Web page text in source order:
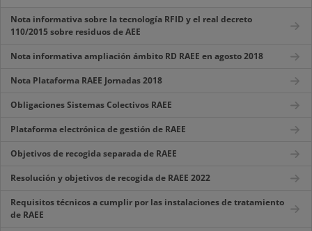
Nota informativa sobre la tecnología RFID y el real decreto
110/2015 sobre residuos de AEE
Nota informativa ampliación ámbito RD RAEE en agosto 2018
Nota Plataforma RAEE Jornadas 2018
Obligaciones Sistemas Colectivos RAEE
Plataforma electrónica de gestión de RAEE
Objetivos de recogida separada de RAEE
Resolución y objetivos de recogida de RAEE 2022
Requisitos técnicos a cumplir por las instalaciones de tratamiento
de RAEE